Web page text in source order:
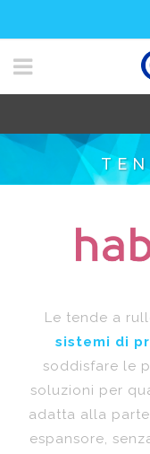
Le tende a
sistemi di
soddisfare le
soluzioni per
adatta alla
espansore,